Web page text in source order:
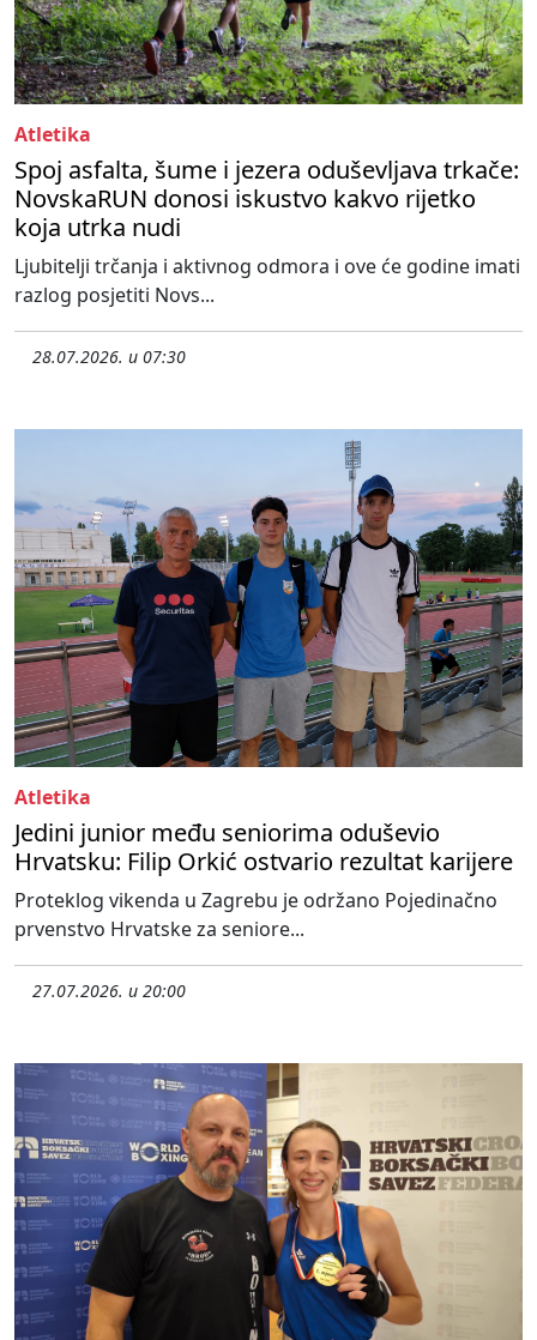
Atletika
Spoj asfalta, šume i jezera oduševljava trkače:
NovskaRUN donosi iskustvo kakvo rijetko
koja utrka nudi
Ljubitelji trčanja i aktivnog odmora i ove će godine imati
razlog posjetiti Novs...
28.07.2026. u 07:30
Atletika
Jedini junior među seniorima oduševio
Hrvatsku: Filip Orkić ostvario rezultat karijere
Proteklog vikenda u Zagrebu je održano Pojedinačno
prvenstvo Hrvatske za seniore...
27.07.2026. u 20:00